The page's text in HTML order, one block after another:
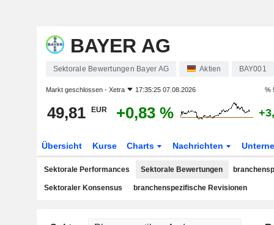
BAYER AG
Sektorale Bewertungen Bayer AG Aktien BAY001
Markt geschlossen - Xetra 17:35:25 07.08.2026 %
49,81 EUR +0,83 %
Übersicht Kurse Charts Nachrichten
Sektorale Performances Sektorale Bewertungen
Sektoraler Konsensus branchenspezifische Revisionen